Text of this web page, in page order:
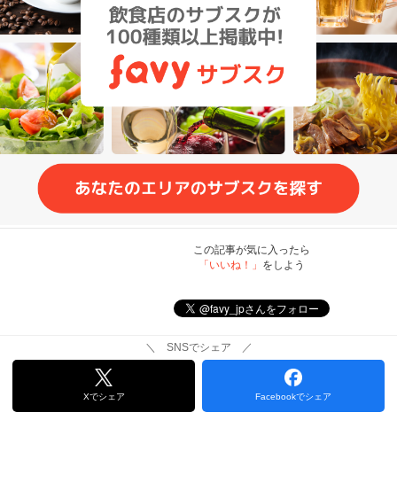
この記事が気に入ったら
「いいね！」 をしよう
＼ SNSでシェア ／
Xでシェア Facebookでシェア